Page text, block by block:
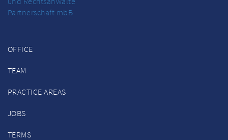
OFFICE
TEAM
PRACTICE AREAS
JOBS
TERMS